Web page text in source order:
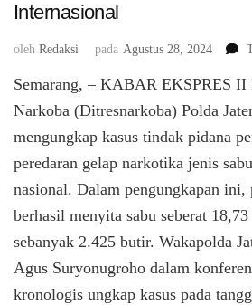
Internasional
oleh Redaksi pada Agustus 28, 2024
Semarang, – KABAR EKSPRES II
Narkoba (Ditresnarkoba) Polda
mengungkap kasus tindak pidana
peredaran gelap narkotika jenis
nasional. Dalam pengungkapan
berhasil menyita sabu seberat
sebanyak 2.425 butir. Wakapolda
Agus Suryonugroho dalam
kronologis ungkap kasus pada